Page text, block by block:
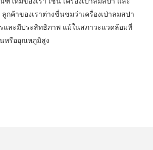
กค้าของเราต่างชื่นชมว่าเครื่องเป่าลมสปา
รและมีประสิทธิภาพ แม้ในสภาวะแวดล้อมที่
หรืออุณหภูมิสูง